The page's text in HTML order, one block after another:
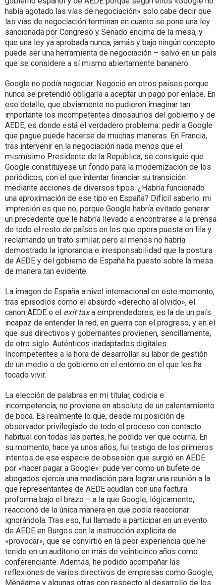
había agotado las vías de negociación» solo cabe decir que
las vías de negociación terminan en cuanto se pone una ley
sancionada por Congreso y Senado encima de la mesa, y
que una ley ya aprobada nunca, jamás y bajo ningún concepto
puede ser una herramienta de negociación – salvo en un país
que se considere a sí mismo abiertamente bananero.
Google no podía negociar. Negoció en otros países porque
nunca se pretendió obligarla a aceptar un pago por enlace. En
ese detalle, que obviamente no pudieron imaginar tan
importante los incompetentes dinosaurios del gobierno y de
AEDE, es donde está el verdadero problema: pedir a Google
que pague puede hacerse de muchas maneras. En Francia,
tras intervenir en la negociación nada menos que el
mismísimo Presidente de la República, se consiguió que
Google constituyese un fondo para la modernización de los
periódicos, con el que intentar financiar su transición
mediante acciones de diversos tipos. ¿Habría funcionado
una aproximación de ese tipo en España? Difícil saberlo: mi
impresión es que no, porque Google habría evitado generar
un precedente que le habría llevado a encontrarse a la prensa
de todo el resto de países en los que opera puesta en fila y
reclamando un trato similar, pero al menos no habría
demostrado la ignorancia e irresponsabilidad que la postura
de AEDE y del gobierno de España ha puesto sobre la mesa
de manera tan evidente.
La imagen de España a nivel internacional en este momento,
tras episodios como el absurdo «derecho al olvido», el
canon AEDE o el exit taxa emprendedores, es la de un país
incapaz de entender la red, en guerra con el progreso, y en el
que sus directivos y gobernantes provienen, sencillamente,
de otro siglo. Auténticos inadaptados digitales.
Incompetentes a la hora de desarrollar su labor de gestión
de un medio o de gobierno en el entorno en el que les ha
tocado vivir.
La elección de palabras en mi titular, codicia e
incompetencia, no proviene en absoluto de un calentamiento
de boca. Es realmente lo que, desde mi posición de
observador privilegiado de todo el proceso con contacto
habitual con todas las partes, he podido ver que ocurría. En
su momento, hace ya unos años, fui testigo de los primeros
intentos de esa especie de obsesión que surgió en AEDE
por «hacer pagar a Google»: pude ver como un bufete de
abogados ejercía una mediación para lograr una reunión a la
que representantes de AEDE acudían con una factura
proforma bajo el brazo – a la que Google, lógicamente,
reaccionó de la única manera en que podía reaccionar:
ignorándola. Tras eso, fui llamado a participar en un evento
de AEDE en Burgos con la instrucción explícita de
«provocar», que se convirtió en la peor experiencia que he
tenido en un auditorio en más de veinticinco años como
conferenciante. Además, he podido acompañar las
reflexiones de varios directivos de empresas como Google,
Menéame y algunas otras con respecto al desarrollo de los